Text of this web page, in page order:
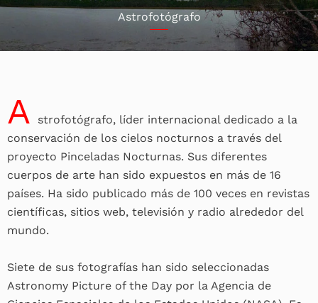
Astrofotógrafo
A
strofotógrafo, líder internacional dedicado a la
conservación de los cielos nocturnos a través del
proyecto Pinceladas Nocturnas. Sus diferentes
cuerpos de arte han sido expuestos en más de 16
países. Ha sido publicado más de 100 veces en revistas
científicas, sitios web, televisión y radio alrededor del
mundo.
Siete de sus fotografías han sido seleccionadas
Astronomy Picture of the Day por la Agencia de